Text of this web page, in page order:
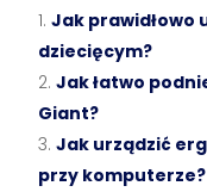
Jak prawidłowo
dziecięcym?
Jak łatwo
Giant?
Jak urządzić
przy komputerze?